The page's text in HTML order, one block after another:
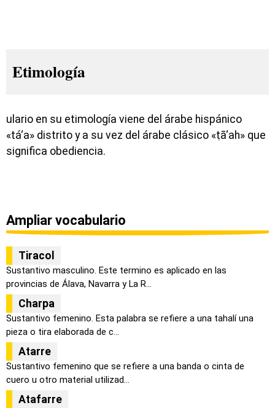
Etimología
ulario en su etimología viene del árabe hispánico
«tá‘a» distrito y a su vez del árabe clásico «ṭā‘ah» que
significa obediencia.
Ampliar vocabulario
Tiracol
Sustantivo masculino. Este termino es aplicado en las
provincias de Álava, Navarra y La R...
Charpa
Sustantivo femenino. Esta palabra se refiere a una tahalí una
pieza o tira elaborada de c...
Atarre
Sustantivo femenino que se refiere a una banda o cinta de
cuero u otro material utilizad...
Atafarre